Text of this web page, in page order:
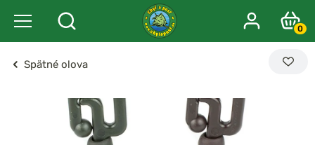
0
Spätné olova